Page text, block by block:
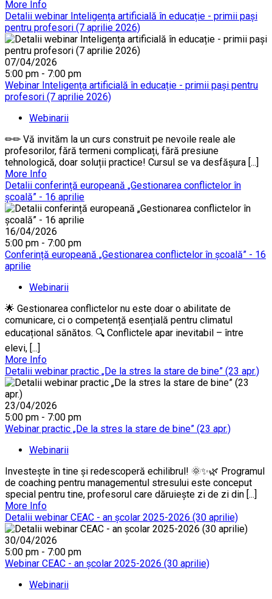
More Info
Detalii webinar Inteligența artificială în educație - primii pași
pentru profesori (7 aprilie 2026)
07/04/2026
5:00 pm - 7:00 pm
Webinar Inteligența artificială în educație - primii pași pentru
profesori (7 aprilie 2026)
Webinarii
✏✏ Vă invităm la un curs construit pe nevoile reale ale
profesorilor, fără termeni complicați, fără presiune
tehnologică, doar soluții practice! Cursul se va desfășura [...]
More Info
Detalii conferință europeană „Gestionarea conflictelor în
școală” - 16 aprilie
16/04/2026
5:00 pm - 7:00 pm
Conferință europeană „Gestionarea conflictelor în școală” - 16
aprilie
Webinarii
🌟 Gestionarea conflictelor nu este doar o abilitate de
comunicare, ci o competență esențială pentru climatul
educațional sănătos. 🔍 Conflictele apar inevitabil – între
elevi, [...]
More Info
Detalii webinar practic „De la stres la stare de bine” (23 apr.)
23/04/2026
5:00 pm - 7:00 pm
Webinar practic „De la stres la stare de bine” (23 apr.)
Webinarii
Investește în tine și redescoperă echilibrul! 🌞✨🌿 Programul
de coaching pentru managementul stresului este conceput
special pentru tine, profesorul care dăruiește zi de zi din [...]
More Info
Detalii webinar CEAC - an școlar 2025-2026 (30 aprilie)
30/04/2026
5:00 pm - 7:00 pm
Webinar CEAC - an școlar 2025-2026 (30 aprilie)
Webinarii